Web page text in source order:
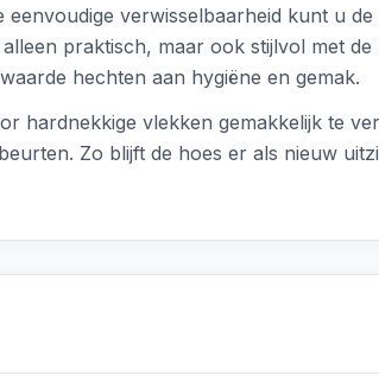
verwisselbaarheid kunt u de
praktisch, maar ook stijlvol met de
hechten aan hygiëne en gemak.
hardnekkige vlekken gemakkelijk te
Zo blijft de hoes er als nieuw